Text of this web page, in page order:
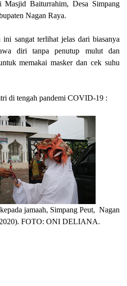
Masjid Baiturrahim, Desa Simpang
Nagan Raya.
ini sangat terlihat jelas dari biasanya
diri tanpa penutup mulut dan
memakai masker dan cek suhu
di tengah pandemi COVID-19 :
jamaah, Simpang Peut, Nagan
FOTO: ONI DELIANA.